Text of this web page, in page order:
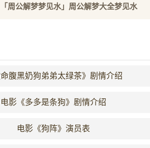
「周公解梦梦见水」周公解梦大全梦见水
命腹黑奶狗弟弟太绿茶》剧情介绍
电影《多多是条狗》剧情介绍
电影《狗阵》演员表